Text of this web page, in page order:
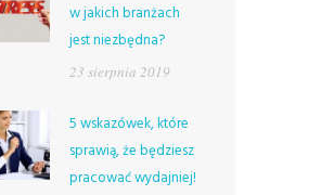
w jakich branżach
jest niezbędna?
23 sierpnia 2019
5 wskazówek, które
sprawią, że będziesz
pracować wydajniej!